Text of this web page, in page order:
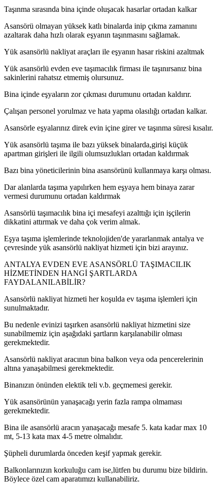
Taşınma sırasında bina içinde oluşacak hasarlar ortadan kalkar
Asansörü olmayan yüksek katlı binalarda inip çıkma zamanını
azaltarak daha hızlı olarak eşyanın taşınmasını sağlamak.
Yük asansörlü nakliyat araçları ile eşyanın hasar riskini azaltmak
Yük asansörlü evden eve taşımacılık firması ile taşınırsanız bina
sakinlerini rahatsız etmemiş olursunuz.
Bina içinde eşyaların zor çıkması durumunu ortadan kaldırır.
Çalışan personel yorulmaz ve hata yapma olasılığı ortadan kalkar.
Asansörle eşyalarınız direk evin içine girer ve taşınma süresi kısalır.
Yük asansörlü taşıma ile bazı yüksek binalarda,girişi küçük
apartman girişleri ile ilgili olumsuzlukları ortadan kaldırmak
Bazı bina yöneticilerinin bina asansörünü kullanmaya karşı olması.
Dar alanlarda taşıma yapılırken hem eşyaya hem binaya zarar
vermesi durumunu ortadan kaldırmak
Asansörlü taşımacılık bina içi mesafeyi azalttığı için işçilerin
dikkatini attırmak ve daha çok verim almak.
Eşya taşıma işlemlerinde teknolojiden'de yararlanmak antalya ve
çevresinde yük asansörlü nakliyat hizmeti için bizi arayınız.
ANTALYA EVDEN EVE ASANSÖRLÜ TAŞIMACILIK
HİZMETİNDEN HANGİ ŞARTLARDA
FAYDALANILABİLİR?
Asansörlü nakliyat hizmeti her koşulda ev taşıma işlemleri için
sunulmaktadır.
Bu nedenle evinizi taşırken asansörlü nakliyat hizmetini size
sunabilmemiz için aşağıdaki şartların karşılanabilir olması
gerekmektedir.
Asansörlü nakliyat aracının bina balkon veya oda pencerelerinin
altına yanaşabilmesi gerekmektedir.
Binanızın önünden elektik teli v.b. geçmemesi gerekir.
Yük asansörünün yanaşacağı yerin fazla rampa olmaması
gerekmektedir.
Bina ile asansörlü aracın yanaşacağı mesafe 5. kata kadar max 10
mt, 5-13 kata max 4-5 metre olmalıdır.
Şüpheli durumlarda önceden keşif yapmak gerekir.
Balkonlarınızın korkuluğu cam ise,lütfen bu durumu bize bildirin.
Böylece özel cam aparatımızı kullanabiliriz.